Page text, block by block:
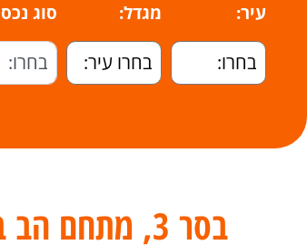
עיר: מגדל: סוג נכס